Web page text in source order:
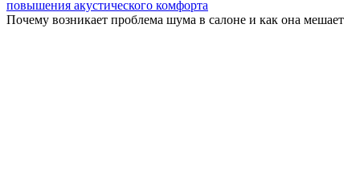
повышения акустического комфорта
Почему возникает проблема шума в салоне и как она мешает